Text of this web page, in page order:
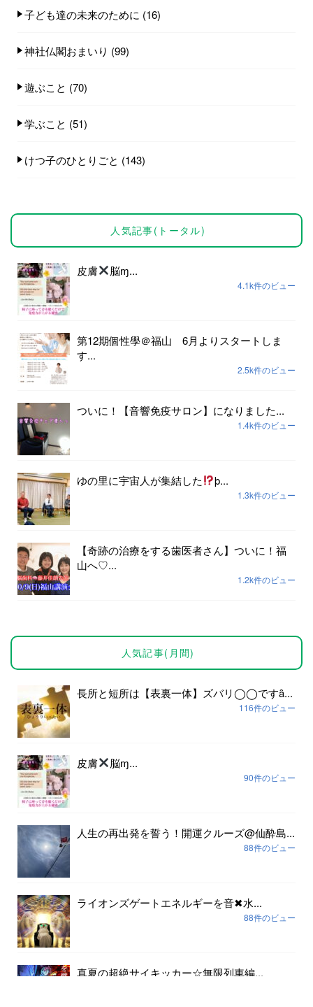
子ども達の未来のために (16)
神社仏閣おまいり (99)
遊ぶこと (70)
学ぶこと (51)
けつ子のひとりごと (143)
人気記事(トータル)
皮膚 脳ɱ...
4.1k件のビュー
第12期個性學＠福山 6月よりスタートしま
す...
2.5k件のビュー
ついに！【音響免疫サロン】になりました...
1.4k件のビュー
ゆの里に宇宙人が集結した þ...
1.3k件のビュー
【奇跡の治療をする歯医者さん】ついに！福
山へ♡...
1.2k件のビュー
人気記事(月間)
長所と短所は【表裏一体】ズバリ◯◯ですȃ...
116件のビュー
皮膚 脳ɱ...
90件のビュー
人生の再出発を誓う！開運クルーズ@仙酔島...
88件のビュー
ライオンズゲートエネルギーを音✖︎水...
88件のビュー
真夏の超絶サイキッカー☆無限列車編...